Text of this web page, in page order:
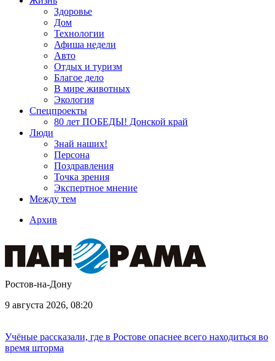
Здоровье
Дом
Технологии
Афиша недели
Авто
Отдых и туризм
Благое дело
В мире животных
Экология
Спецпроекты
80 лет ПОБЕДЫ! Донской край
Люди
Знай наших!
Персона
Поздравления
Точка зрения
Экспертное мнение
Между тем
Архив
Ростов-на-Дону
9 августа 2026, 08:20
Учёные рассказали, где в Ростове опаснее всего находиться во
время шторма